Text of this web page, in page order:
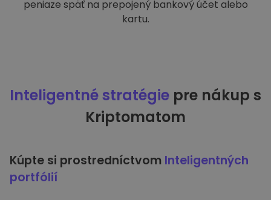
peniaze späť na prepojený bankový účet alebo
kartu.
Inteligentné stratégie pre nákup s
Kriptomatom
Kúpte si prostredníctvom Inteligentných
portfólií